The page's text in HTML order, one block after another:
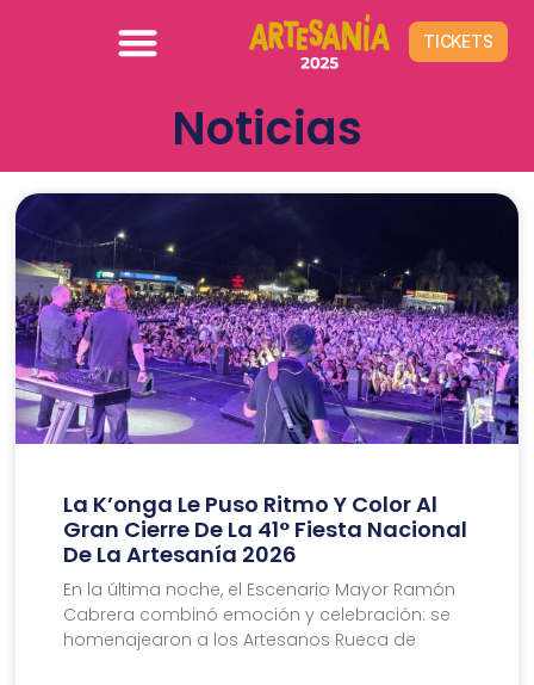
TICKETS
Noticias
La K’onga Le Puso Ritmo Y Color Al
Gran Cierre De La 41° Fiesta Nacional
De La Artesanía 2026
En la última noche, el Escenario Mayor Ramón
Cabrera combinó emoción y celebración: se
homenajearon a los Artesanos Rueca de